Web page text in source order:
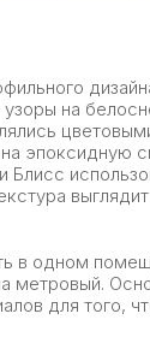
на
эпоксидную
в одном
метровый.
для того,